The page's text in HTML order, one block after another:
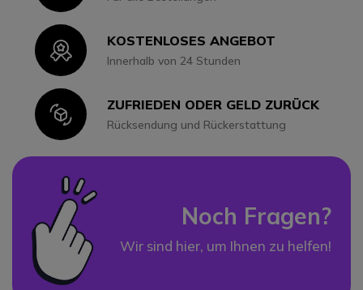
IconKOSTENLOSES ANGEBOT
Innerhalb von 24 Stunden
IconZUFRIEDEN ODER GELD ZURÜCK
Rücksendung und Rückerstattung
Noch Fragen?
Wir sind hier, um Ihnen zu helfen!